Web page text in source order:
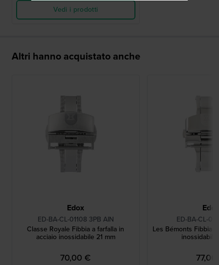
Vedi i prodotti
Altri hanno acquistato anche
Edox
ED-BA-CL-01108 3PB AIN
Classe Royale Fibbia a farfalla in
acciaio inossidabile 21 mm
70,00 €
Edox
ED-BA-CL-
Les Bémonts Fibbia